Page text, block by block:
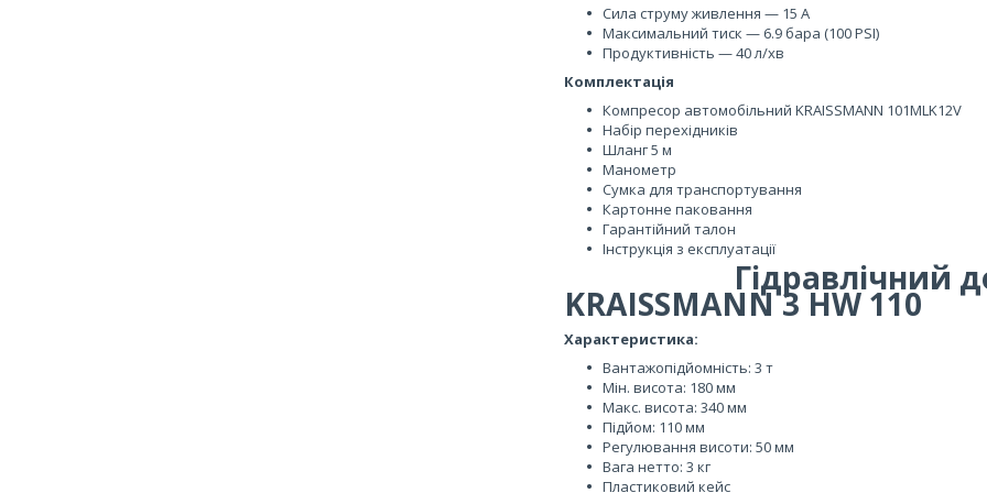
Сила струму живлення — 15 А
Максимальний тиск — 6.9 бара (100 PSI)
Продуктивність — 40 л/хв
Комплектація
Компресор автомобільний KRAISSMANN 101MLK12V
Набір перехідників
Шланг 5 м
Манометр
Сумка для транспортування
Картонне паковання
Гарантійний талон
Інструкція з експлуатації
Гідравлічний
KRAISSMANN 3 HW 110
Характеристика:
Вантажопідйомність: 3 т
Мін. висота: 180 мм
Макс. висота: 340 мм
Підйом: 110 мм
Регулювання висоти: 50 мм
Вага нетто: 3 кг
Пластиковий кейс